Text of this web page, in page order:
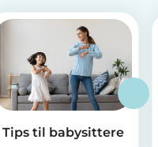
Tips til babysittere